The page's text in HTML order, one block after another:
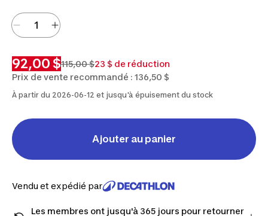
92,00 $115,00 $23 $ de réduction
Prix de vente recommandé : 136,50 $
À partir du 2026-06-12 et jusqu'à épuisement du stock
Ajouter au panier
Vendu et expédié par
Les membres ont jusqu'à 365 jours pour retourner